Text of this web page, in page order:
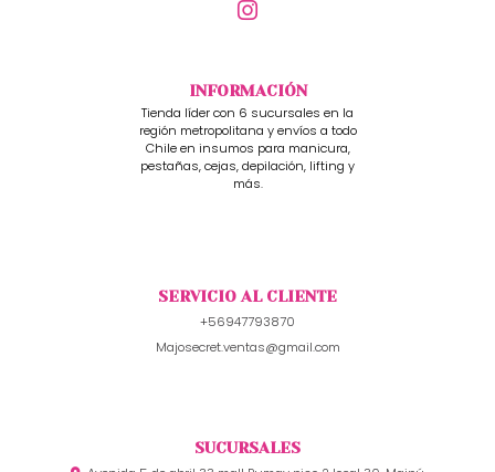
INFORMACIÓN
Tienda líder con 6 sucursales en la
región metropolitana y envíos a todo
Chile en insumos para manicura,
pestañas, cejas, depilación, lifting y
más.
SERVICIO AL CLIENTE
+56947793870
Majosecret.ventas@gmail.com
SUCURSALES